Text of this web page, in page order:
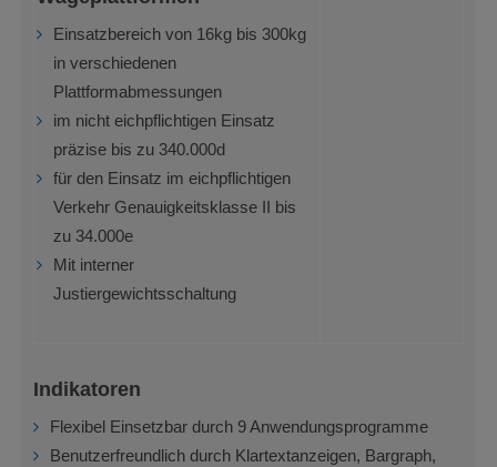
Einsatzbereich von 16kg bis 300kg
in verschiedenen
Plattformabmessungen
im nicht eichpflichtigen Einsatz
präzise bis zu 340.000d
für den Einsatz im eichpflichtigen
Verkehr Genauigkeitsklasse II bis
zu 34.000e
Mit interner
Justiergewichtsschaltung
Indikatoren
Flexibel Einsetzbar durch 9 Anwendungsprogramme
Benutzerfreundlich durch Klartextanzeigen, Bargraph,